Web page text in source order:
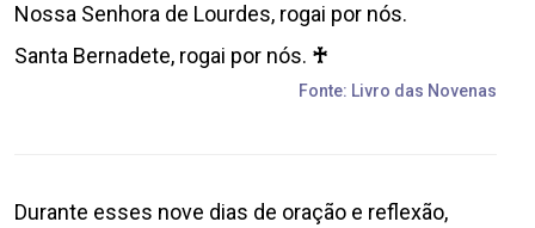
Nossa Senhora de Lourdes, rogai por nós.
Santa Bernadete, rogai por nós. ♰
Fonte: Livro das Novenas
Durante esses nove dias de oração e reflexão,